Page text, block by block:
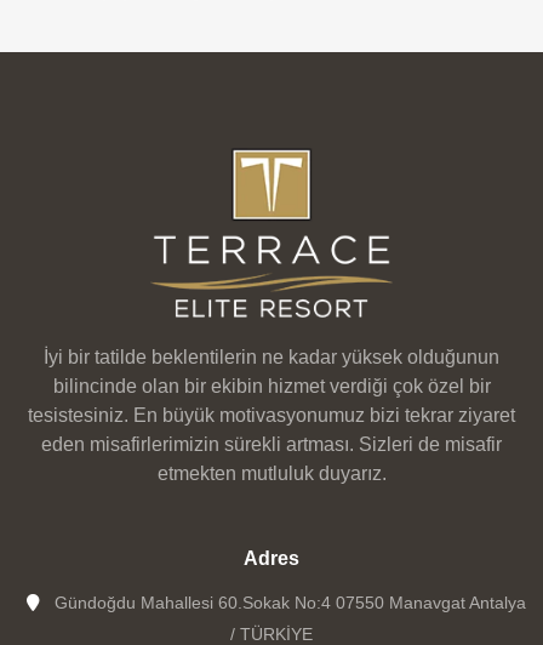
İyi bir tatilde beklentilerin ne kadar yüksek olduğunun
bilincinde olan bir ekibin hizmet verdiği çok özel bir
tesistesiniz. En büyük motivasyonumuz bizi tekrar ziyaret
eden misafirlerimizin sürekli artması. Sizleri de misafir
etmekten mutluluk duyarız.
Adres
Gündoğdu Mahallesi 60.Sokak No:4 07550 Manavgat Antalya
/ TÜRKİYE